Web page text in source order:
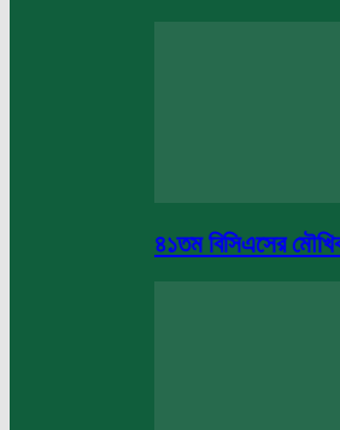
৪১তম বিসিএসের